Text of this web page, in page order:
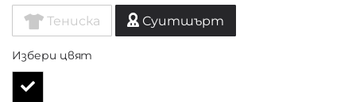
Тениска Суитшърт
Избери цвят